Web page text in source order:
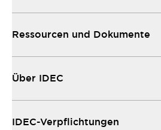
Ressourcen und Dokumente
Über IDEC
IDEC-Verpflichtungen